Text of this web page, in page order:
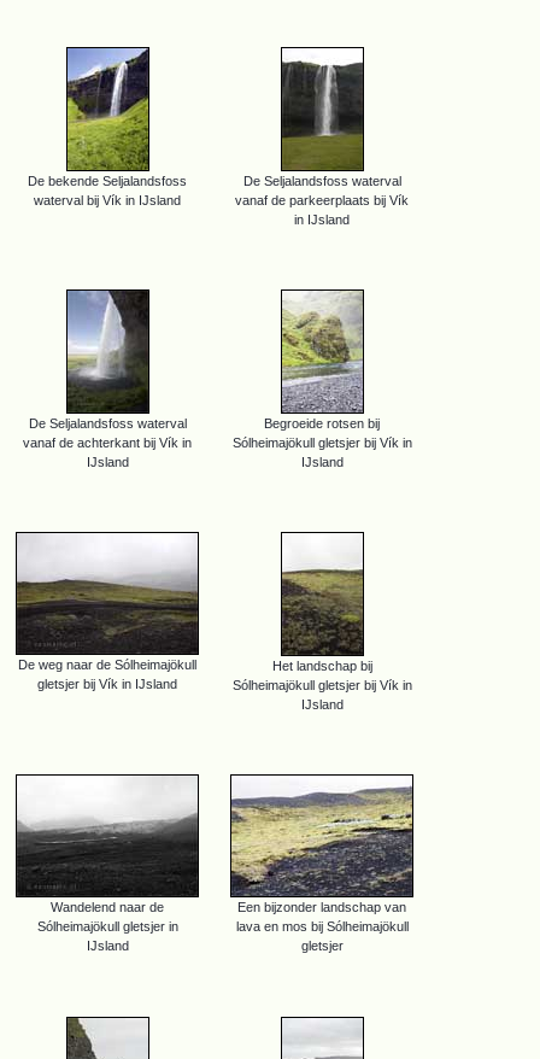
De bekende Seljalandsfoss
waterval bij Vík in IJsland
De Seljalandsfoss waterval
vanaf de parkeerplaats bij Vík
in IJsland
De Seljalandsfoss waterval
vanaf de achterkant bij Vík in
IJsland
Begroeide rotsen bij
Sólheimajökull gletsjer bij Vík in
IJsland
De weg naar de Sólheimajökull
gletsjer bij Vík in IJsland
Het landschap bij
Sólheimajökull gletsjer bij Vík in
IJsland
Wandelend naar de
Sólheimajökull gletsjer in
IJsland
Een bijzonder landschap van
lava en mos bij Sólheimajökull
gletsjer